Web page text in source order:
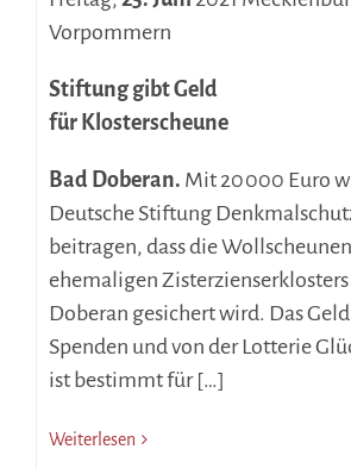
Vorpommern
Stiftung gibt Geld
für Klosterscheune
Bad Doberan. Mit 20 000 Euro
Deutsche Stiftung
beitragen, dass die
ehemaligen
Doberan gesichert wird. Das
Spenden und von der Lotterie
ist bestimmt für […]
Weiterlesen